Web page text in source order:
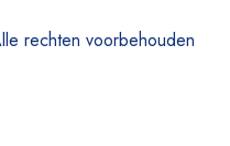
rechten voorbehouden